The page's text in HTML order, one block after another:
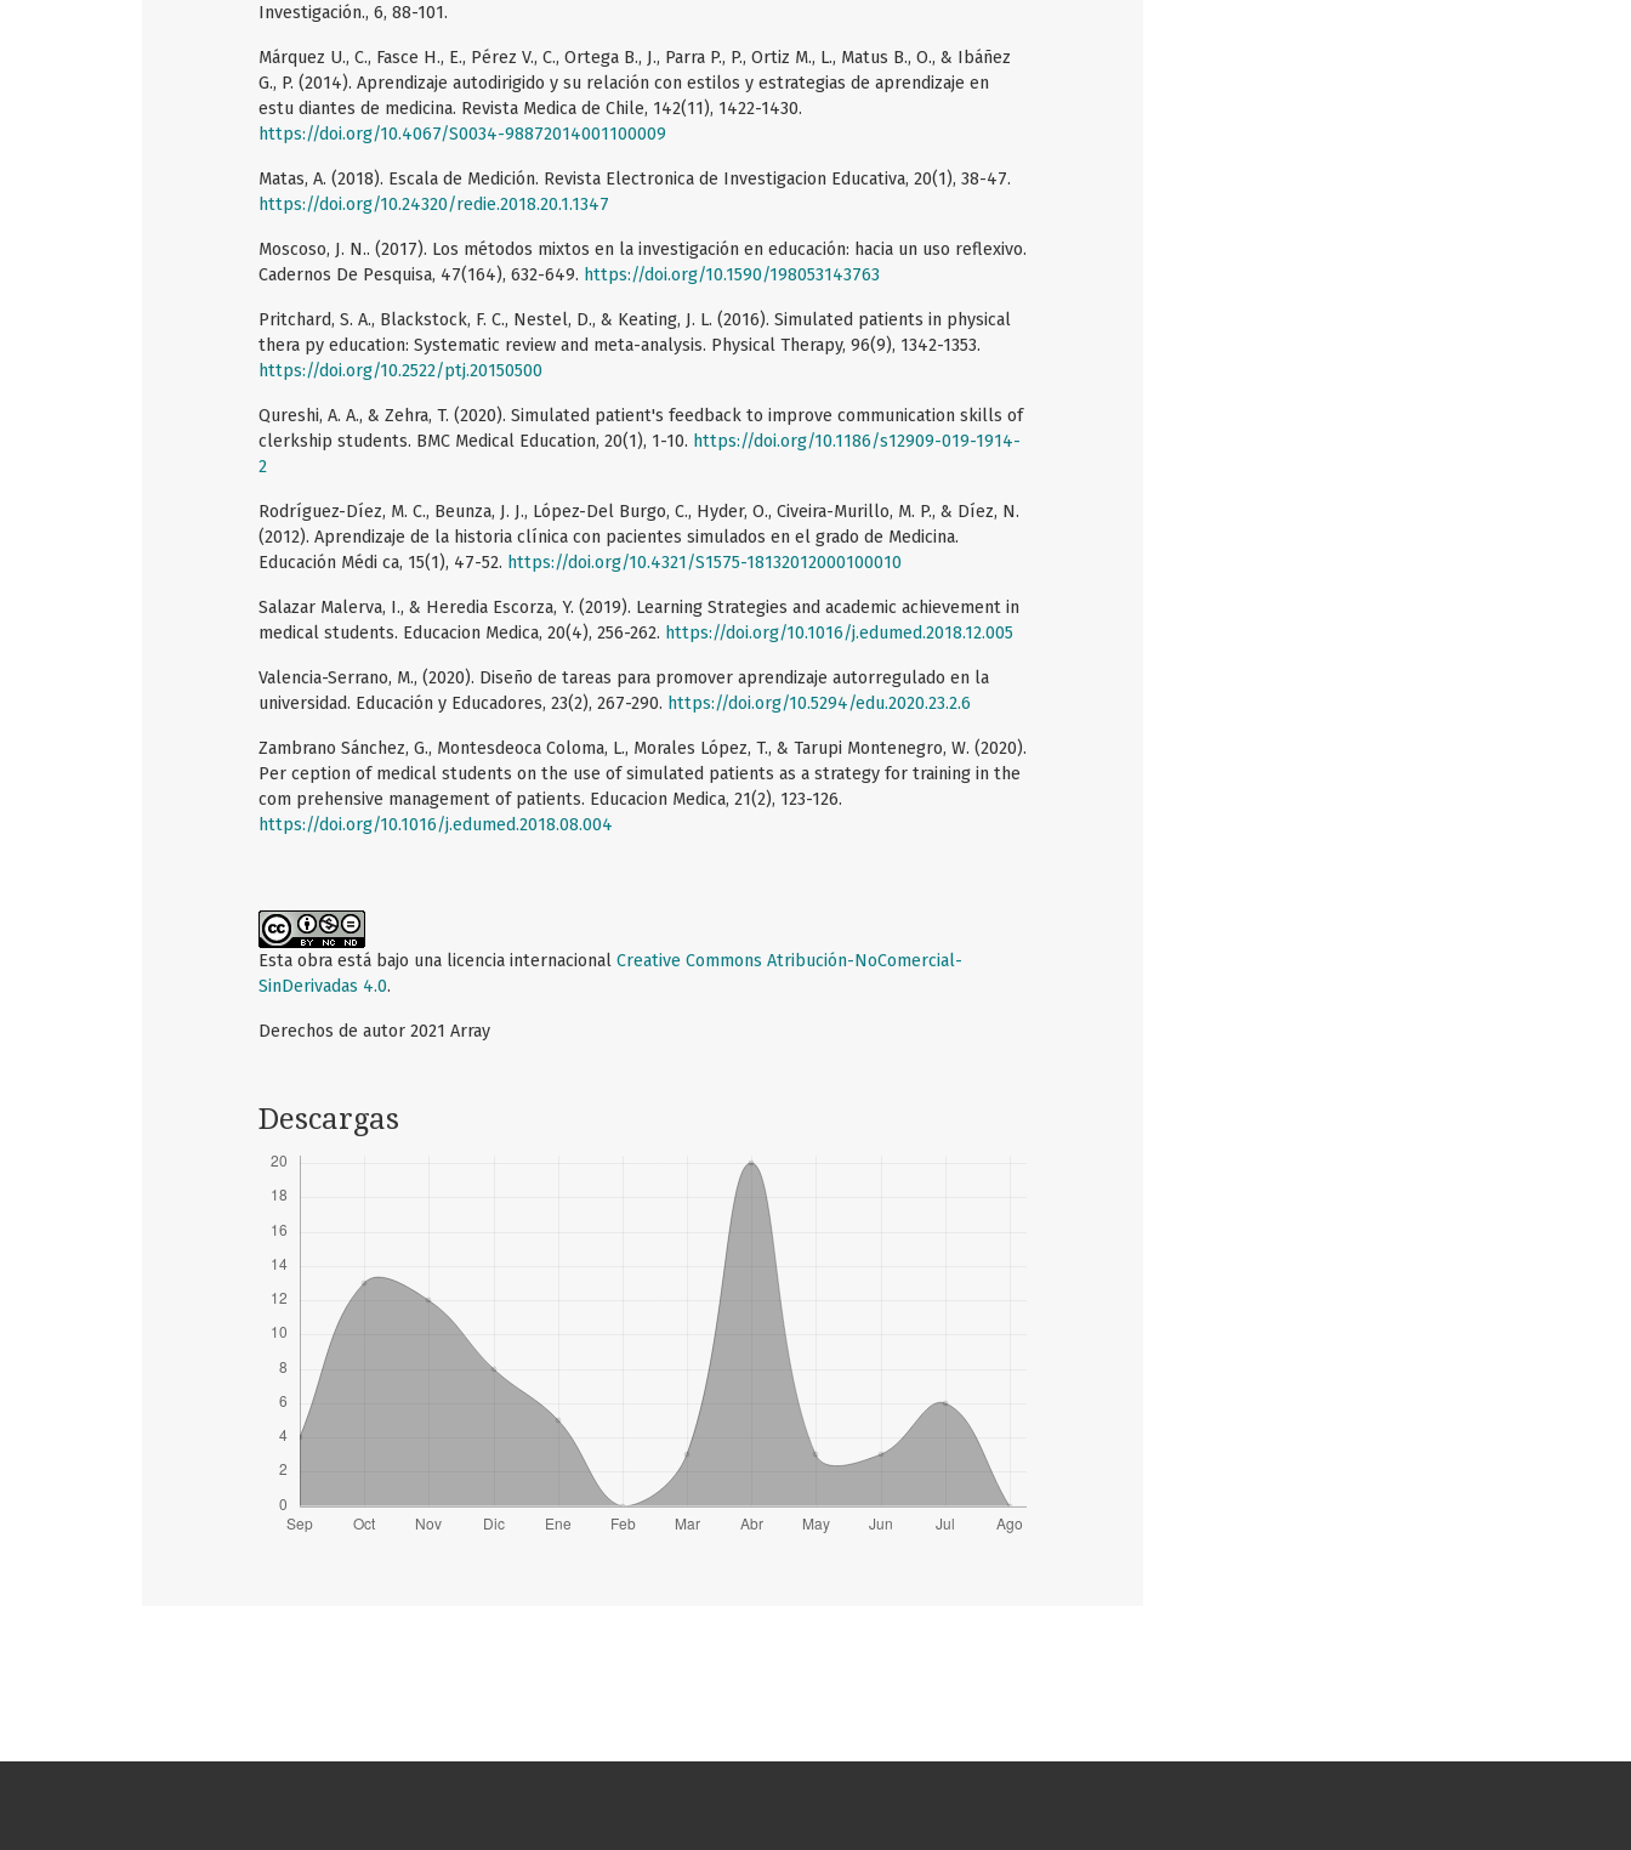
Investigación., 6, 88-101.
Márquez U., C., Fasce H., E., Pérez V., C., Ortega B., J., Parra P., P., Ortiz M., L., Matus B., O., & Ibáñez
G., P. (2014). Aprendizaje autodirigido y su relación con estilos y estrategias de aprendizaje en
estu diantes de medicina. Revista Medica de Chile, 142(11), 1422-1430.
https://doi.org/10.4067/S0034-98872014001100009
Matas, A. (2018). Escala de Medición. Revista Electronica de Investigacion Educativa, 20(1), 38-47.
https://doi.org/10.24320/redie.2018.20.1.1347
Moscoso, J. N.. (2017). Los métodos mixtos en la investigación en educación: hacia un uso reflexivo.
Cadernos De Pesquisa, 47(164), 632-649. https://doi.org/10.1590/198053143763
Pritchard, S. A., Blackstock, F. C., Nestel, D., & Keating, J. L. (2016). Simulated patients in physical
thera py education: Systematic review and meta-analysis. Physical Therapy, 96(9), 1342-1353.
https://doi.org/10.2522/ptj.20150500
Qureshi, A. A., & Zehra, T. (2020). Simulated patient's feedback to improve communication skills of
clerkship students. BMC Medical Education, 20(1), 1-10. https://doi.org/10.1186/s12909-019-1914-
2
Rodríguez-Díez, M. C., Beunza, J. J., López-Del Burgo, C., Hyder, O., Civeira-Murillo, M. P., & Díez, N.
(2012). Aprendizaje de la historia clínica con pacientes simulados en el grado de Medicina.
Educación Médi ca, 15(1), 47-52. https://doi.org/10.4321/S1575-18132012000100010
Salazar Malerva, I., & Heredia Escorza, Y. (2019). Learning Strategies and academic achievement in
medical students. Educacion Medica, 20(4), 256-262. https://doi.org/10.1016/j.edumed.2018.12.005
Valencia-Serrano, M., (2020). Diseño de tareas para promover aprendizaje autorregulado en la
universidad. Educación y Educadores, 23(2), 267-290. https://doi.org/10.5294/edu.2020.23.2.6
Zambrano Sánchez, G., Montesdeoca Coloma, L., Morales López, T., & Tarupi Montenegro, W. (2020).
Per ception of medical students on the use of simulated patients as a strategy for training in the
com prehensive management of patients. Educacion Medica, 21(2), 123-126.
https://doi.org/10.1016/j.edumed.2018.08.004
Esta obra está bajo una licencia internacional Creative Commons Atribución-NoComercial-
SinDerivadas 4.0.
Derechos de autor 2021 Array
Descargas